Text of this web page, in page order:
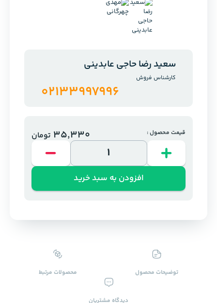
سعید رضا حاجی عابدینی
کارشناس فروش
02133997996
قیمت محصول : 35,330 تومان
افزودن به سبد خرید
توضیحات محصول محصولات ‌مرتبط
دیدگاه ‌مشتریان